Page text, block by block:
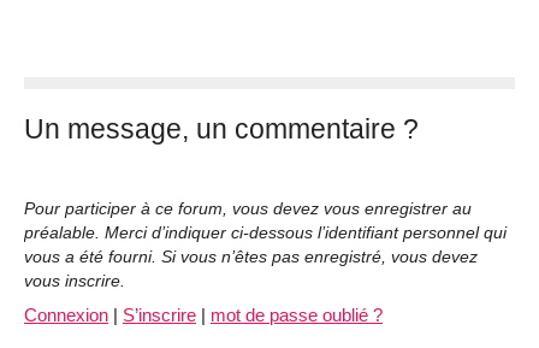
Un message, un commentaire ?
Pour participer à ce forum, vous devez vous enregistrer au
préalable. Merci d’indiquer ci-dessous l’identifiant personnel qui
vous a été fourni. Si vous n’êtes pas enregistré, vous devez
vous inscrire.
Connexion | S’inscrire | mot de passe oublié ?